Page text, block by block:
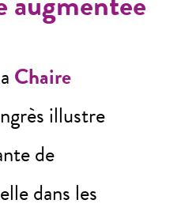
Chaire
illustre
de
dans les